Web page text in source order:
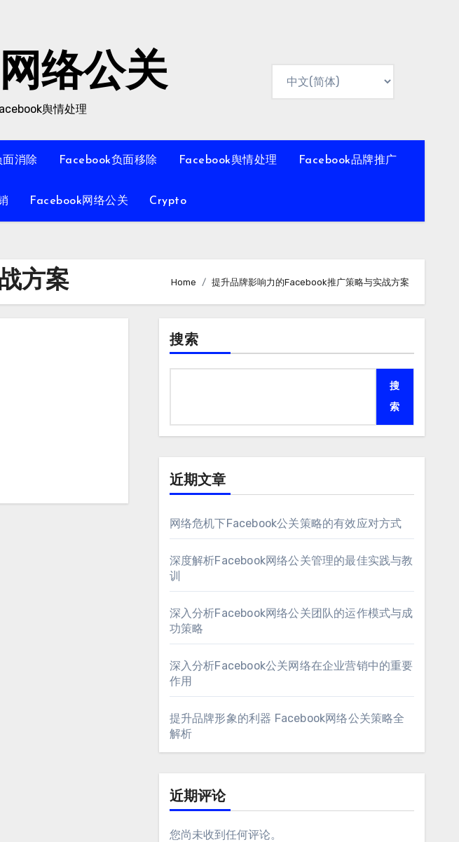
络公关
舆情处理
消除 Facebook负面移除 Facebook舆情处理 Facebook品牌推广
Facebook网络公关 Crypto
方案 Home 提升品牌影响力的Facebook推广策略与实战方案
搜索
搜
索
近期文章
网络危机下Facebook公关策略的有效应对方式
深度解析Facebook网络公关管理的最佳实践与教
训
深入分析Facebook网络公关团队的运作模式与成
功策略
深入分析Facebook公关网络在企业营销中的重要
作用
提升品牌形象的利器 Facebook网络公关策略全
解析
近期评论
您尚未收到任何评论。